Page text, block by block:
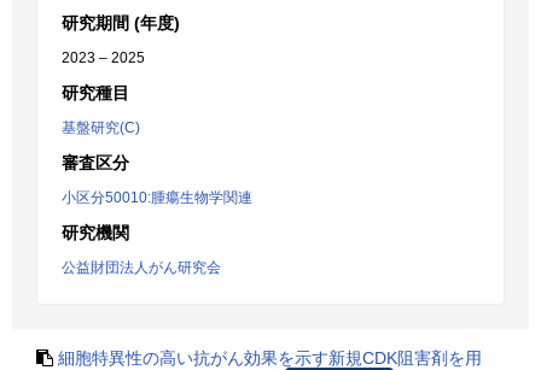
研究期間 (年度)
2023 – 2025
研究種目
基盤研究(C)
審査区分
小区分50010:腫瘍生物学関連
研究機関
公益財団法人がん研究会
細胞特異性の高い抗がん効果を示す新規CDK阻害剤を用